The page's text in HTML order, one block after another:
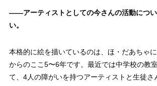
——アーティストとしての今さんの活動につ
い。
本格的に絵を描いているのは、ほ・だあちゃ
からのここ5〜6年です。最近では中学校の教
て、4人の障がいを持つアーティストと生徒さ